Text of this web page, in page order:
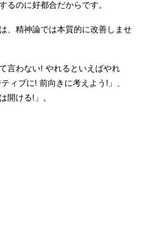
るのに好都合だからです。
、精神論では本質的に改善しませ
言わない! やれるといえばやれ
ィブに! 前向きに考えよう!」、
開ける!」。